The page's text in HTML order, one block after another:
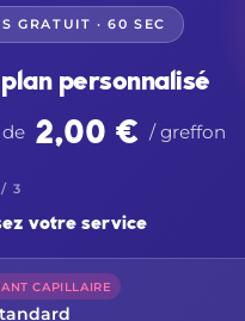
GRATUIT · 60 SEC
personnalisé
2,00 € / greffon
3
votre service
CAPILLAIRE